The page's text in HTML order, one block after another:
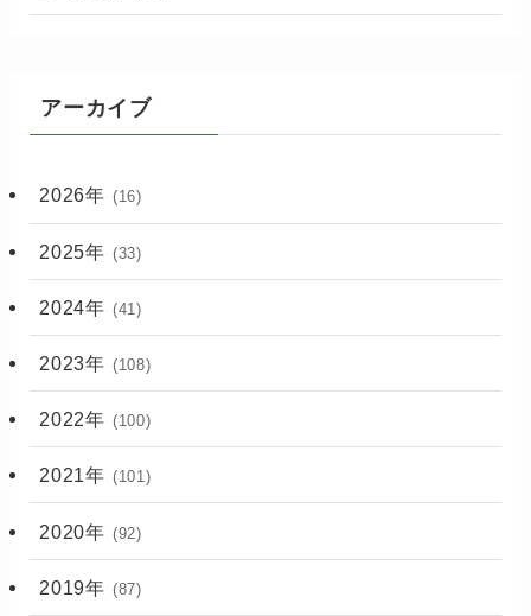
アーカイブ
2026年 (16)
2025年 (33)
2024年 (41)
2023年 (108)
2022年 (100)
2021年 (101)
2020年 (92)
2019年 (87)